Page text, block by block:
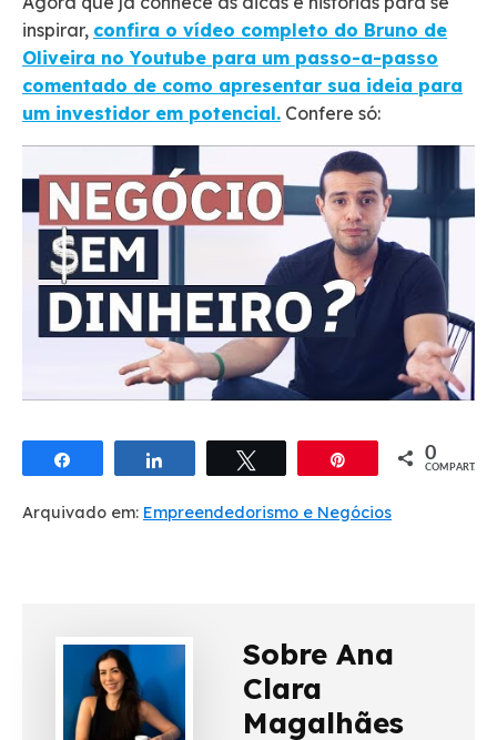
inspirar, confira o vídeo completo do Bruno de
Oliveira no Youtube para um passo-a-passo
comentado de como apresentar sua ideia para
um investidor em potencial. Confere só:
Compartilhar Compartilhar 0
COMPART.
Arquivado em: Empreendedorismo e Negócios
Sobre Ana
Clara
Magalhães